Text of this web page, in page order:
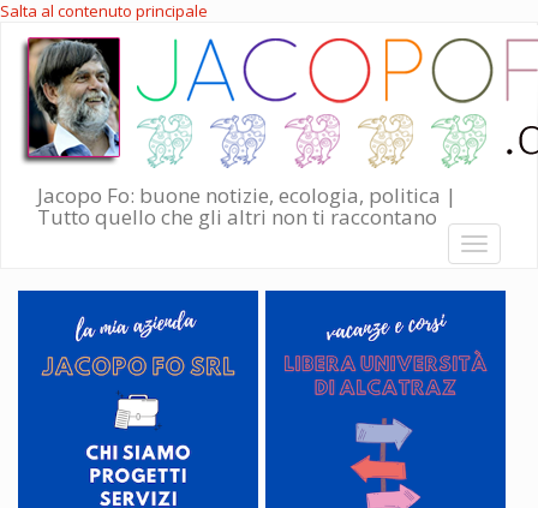
Salta al contenuto principale
Jacopo Fo: buone notizie, ecologia, politica |
Tutto quello che gli altri non ti raccontano
Toggle